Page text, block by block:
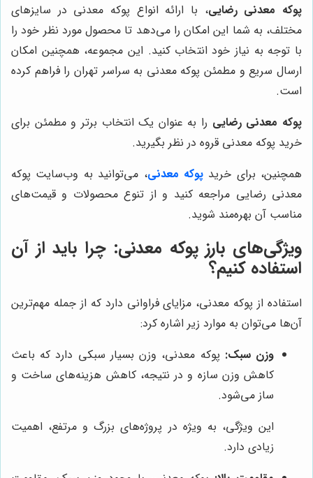
پوکه معدنی رضایی، با ارائه انواع پوکه معدنی در سایزهای
مختلف، به شما این امکان را می‌دهد تا محصول مورد نظر خود را
با توجه به نیاز خود انتخاب کنید. این مجموعه، همچنین امکان
ارسال سریع و مطمئن پوکه معدنی به سراسر تهران را فراهم کرده
است.
پوکه معدنی رضایی را به عنوان یک انتخاب برتر و مطمئن برای
خرید پوکه معدنی قروه در نظر بگیرید.
همچنین، برای خریدپوکه معدنی، می‌توانید به وب‌سایت پوکه
معدنی رضایی مراجعه کنید و از تنوع محصولات و قیمت‌های
مناسب آن بهره‌مند شوید.
ویژگی‌های بارز پوکه معدنی: چرا باید از آن
استفاده کنیم؟
استفاده از پوکه معدنی، مزایای فراوانی دارد که از جمله مهم‌ترین
آن‌ها می‌توان به موارد زیر اشاره کرد:
وزن سبک: پوکه معدنی، وزن بسیار سبکی دارد که باعث
کاهش وزن سازه و در نتیجه، کاهش هزینه‌های ساخت و
ساز می‌شود.
این ویژگی، به ویژه در پروژه‌های بزرگ و مرتفع، اهمیت
زیادی دارد.